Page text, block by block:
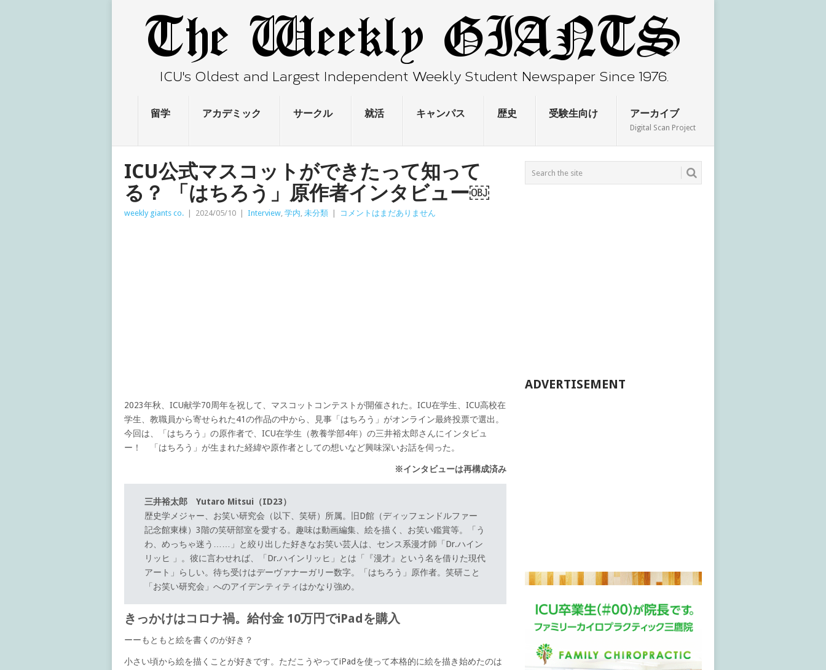
留学 アカデミック サークル 就活 キャンパス 歴史 受験生向け アーカイブ
Digital Scan Project
ICU公式マスコットができたって知って
る？ 「はちろう」原作者インタビュー￼
weekly giants co. 2024/05/10 Interview, 学内, 未分類 コメントはまだありません
2023年秋、ICU献学70周年を祝して、マスコットコンテストが開催された。ICU在学生、ICU高校在
学生、教職員から寄せられた41の作品の中から、見事「はちろう」がオンライン最終投票で選出。
今回は、「はちろう」の原作者で、ICU在学生（教養学部4年）の三井裕太郎さんにインタビュ
ー！ 「はちろう」が生まれた経緯や原作者としての想いなど興味深いお話を伺った。
※インタビューは再構成済み
三井裕太郎 Yutaro Mitsui（ID23）
歴史学メジャー、お笑い研究会（以下、笑研）所属。旧D館（ディッフェンドルファー
記念館東棟）3階の笑研部室を愛する。趣味は動画編集、絵を描く、お笑い鑑賞等。「う
わ、めっちゃ迷う……」と絞り出した好きなお笑い芸人は、センス系漫才師「Dr.ハイン
リッヒ 」。彼に言わせれば、「Dr.ハインリッヒ」とは「『漫才』という名を借りた現代
アート」らしい。待ち受けはデーヴァナーガリー数字。「はちろう」原作者。笑研こと
「お笑い研究会」へのアイデンティティはかなり強め。
きっかけはコロナ禍。給付金 10万円でiPadを購入
ーーもともと絵を書くのが好き？
小さい頃から絵を描くことが好きです。ただこうやってiPadを使って本格的に絵を描き始めたのは
ADVERTISEMENT